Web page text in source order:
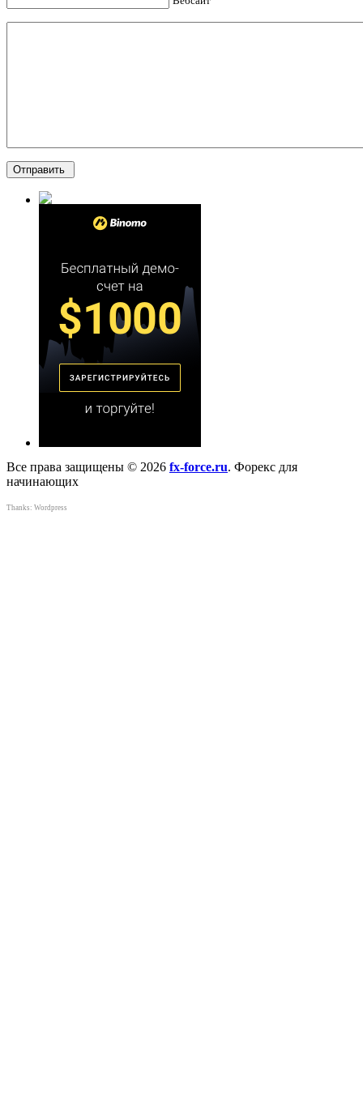
Все права защищены © 2026 fx-force.ru. Форекс для
начинающих
Thanks: Wordpress